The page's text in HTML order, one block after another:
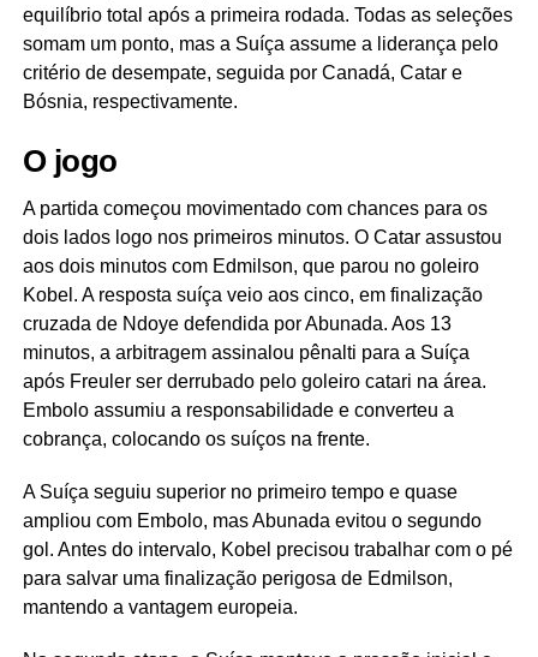
equilíbrio total após a primeira rodada. Todas as seleções
somam um ponto, mas a Suíça assume a liderança pelo
critério de desempate, seguida por Canadá, Catar e
Bósnia, respectivamente.
O jogo
A partida começou movimentado com chances para os
dois lados logo nos primeiros minutos. O Catar assustou
aos dois minutos com Edmilson, que parou no goleiro
Kobel. A resposta suíça veio aos cinco, em finalização
cruzada de Ndoye defendida por Abunada. Aos 13
minutos, a arbitragem assinalou pênalti para a Suíça
após Freuler ser derrubado pelo goleiro catari na área.
Embolo assumiu a responsabilidade e converteu a
cobrança, colocando os suíços na frente.
A Suíça seguiu superior no primeiro tempo e quase
ampliou com Embolo, mas Abunada evitou o segundo
gol. Antes do intervalo, Kobel precisou trabalhar com o pé
para salvar uma finalização perigosa de Edmilson,
mantendo a vantagem europeia.